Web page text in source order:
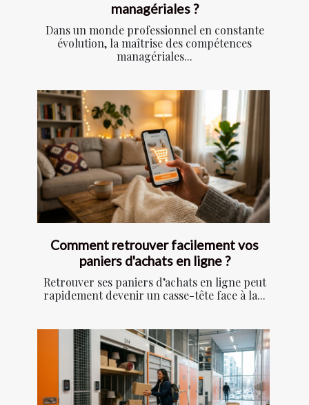
managériales ?
Dans un monde professionnel en constante
évolution, la maîtrise des compétences
managériales...
Comment retrouver facilement vos
paniers d'achats en ligne ?
Retrouver ses paniers d’achats en ligne peut
rapidement devenir un casse-tête face à la...